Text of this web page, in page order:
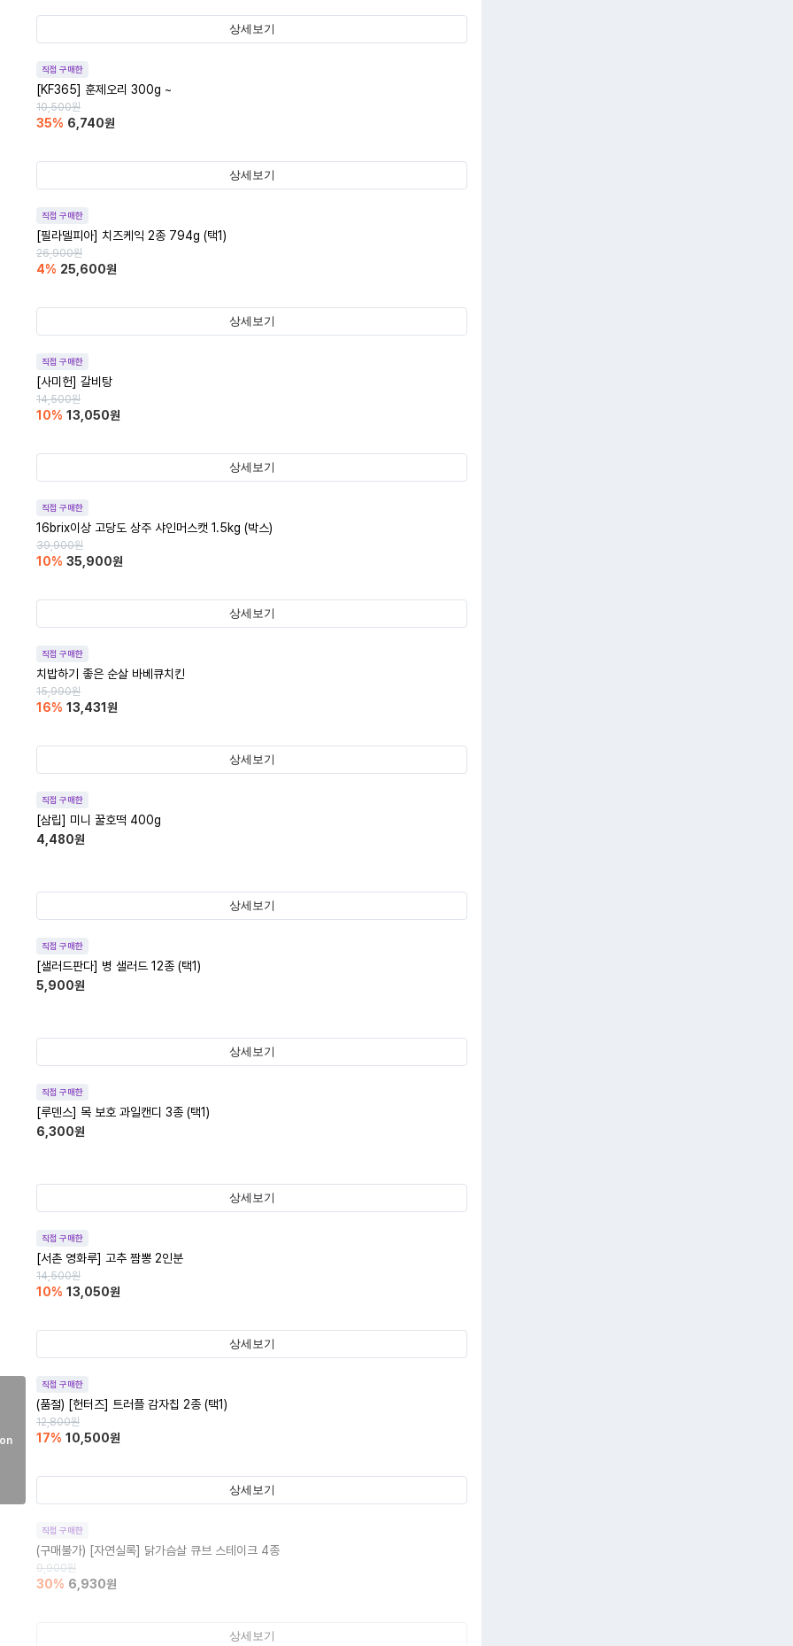
상세보기
직접 구매한
[KF365] 훈제오리 300g ~
10,500원
35% 6,740원
상세보기
직접 구매한
[필라델피아] 치즈케익 2종 794g (택1)
26,900원
4% 25,600원
상세보기
직접 구매한
[사미헌] 갈비탕
14,500원
10% 13,050원
상세보기
직접 구매한
16brix이상 고당도 상주 샤인머스캣 1.5kg (박스)
39,900원
10% 35,900원
상세보기
직접 구매한
치밥하기 좋은 순살 바베큐치킨
15,990원
16% 13,431 원
상세보기
직접 구매한
[삼립] 미니 꿀호떡 400g
4,480원
상세보기
직접 구매한
[샐러드판다] 병 샐러드 12종 (택1)
5,900원
상세보기
직접 구매한
[루덴스] 목 보호 과일캔디 3종 (택1)
6,300원
상세보기
직접 구매한
[서촌 영화루] 고추 짬뽕 2인분
14,500원
10% 13,050원
상세보기
직접 구매한
(품절) [헌터즈] 트러플 감자칩 2종 (택1)
12,800원
17% 10,500원
상세보기
직접 구매한
(구매불가) [자연실록] 닭가슴살 큐브 스테이크 4종
9,900원
30% 6,930원
상세보기